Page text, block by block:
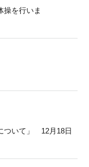
を行いま
ついて」 12月18日